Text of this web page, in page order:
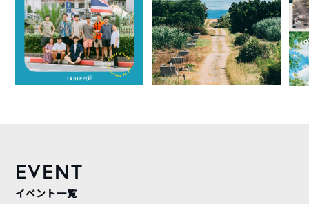
EVENT
イベント一覧